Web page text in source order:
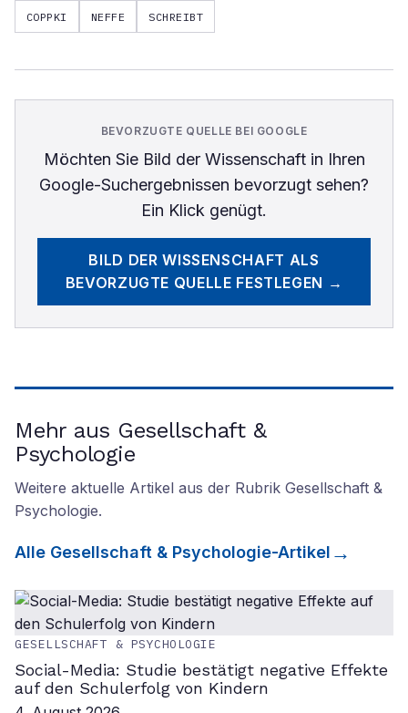
COPPKI NEFFE SCHREIBT
BEVORZUGTE QUELLE BEI GOOGLE
Möchten Sie Bild der Wissenschaftin Ihren
Google-Suchergebnissen bevorzugt sehen?
Ein Klick genügt.
BILD DER WISSENSCHAFT ALS
BEVORZUGTE QUELLE FESTLEGEN →
Mehr aus Gesellschaft &
Psychologie
Weitere aktuelle Artikel aus der Rubrik Gesellschaft &
Psychologie.
Alle Gesellschaft & Psychologie-Artikel
GESELLSCHAFT & PSYCHOLOGIE
Social-Media: Studie bestätigt negative Effekte
auf den Schulerfolg von Kindern